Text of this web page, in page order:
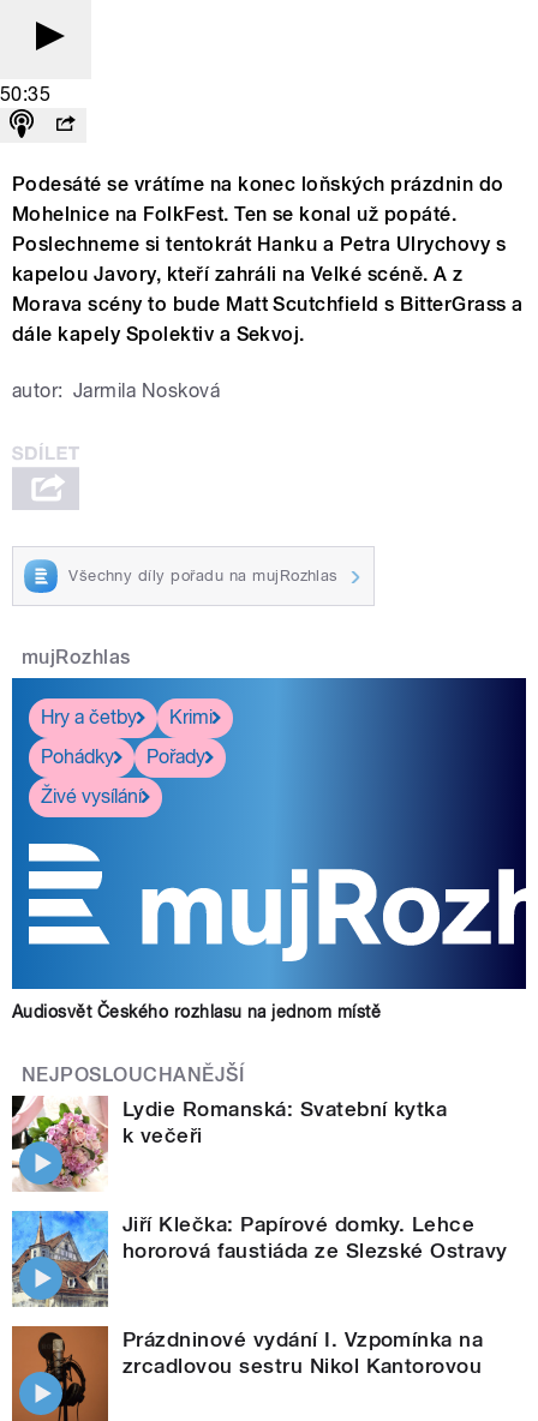
50:35
Podesáté se vrátíme na konec loňských prázdnin do
Mohelnice na FolkFest. Ten se konal už popáté.
Poslechneme si tentokrát Hanku a Petra Ulrychovy s
kapelou Javory, kteří zahráli na Velké scéně. A z
Morava scény to bude Matt Scutchfield s BitterGrass a
dále kapely Spolektiv a Sekvoj.
autor: Jarmila Nosková
Všechny díly pořadu na mujRozhlas
mujRozhlas
Hry a četby
Krimi
Pohádky
Pořady
Živé vysílání
Audiosvět Českého rozhlasu na jednom místě
NEJPOSLOUCHANĚJŠÍ
Lydie Romanská: Svatební kytka
k večeři
Jiří Klečka: Papírové domky. Lehce
hororová faustiáda ze Slezské Ostravy
Prázdninové vydání I. Vzpomínka na
zrcadlovou sestru Nikol Kantorovou